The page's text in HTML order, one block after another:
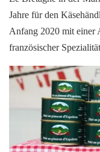
Jahre für den
Anfang 2020 mit einer
französischer